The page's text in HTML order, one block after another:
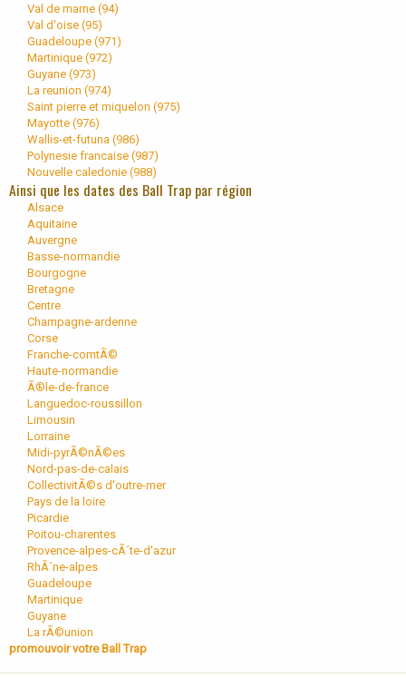
Val de marne (94)
Val d'oise (95)
Guadeloupe (971)
Martinique (972)
Guyane (973)
La reunion (974)
Saint pierre et miquelon (975)
Mayotte (976)
Wallis-et-futuna (986)
Polynesie francaise (987)
Nouvelle caledonie (988)
Ainsi que les dates des Ball Trap par région
Alsace
Aquitaine
Auvergne
Basse-normandie
Bourgogne
Bretagne
Centre
Champagne-ardenne
Corse
Franche-comtÃ©
Haute-normandie
Ã®le-de-france
Languedoc-roussillon
Limousin
Lorraine
Midi-pyrÃ©nÃ©es
Nord-pas-de-calais
CollectivitÃ©s d'outre-mer
Pays de la loire
Picardie
Poitou-charentes
Provence-alpes-cÃ´te-d'azur
RhÃ´ne-alpes
Guadeloupe
Martinique
Guyane
La rÃ©union
promouvoir votre Ball Trap